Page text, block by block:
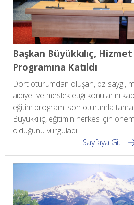
Başkan Büyükkılıç,
Programına Katıldı
Dört oturumdan oluşan, öz saygı,
aidiyet ve meslek etiği konularını
eğitim programı son oturumla
Büyükkılıç, eğitimin herkes için
olduğunu vurguladı.
Sayfaya Git